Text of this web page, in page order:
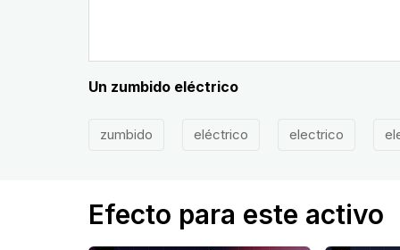
Un zumbido eléctrico
zumbido eléctrico electrico
Efecto para este activo